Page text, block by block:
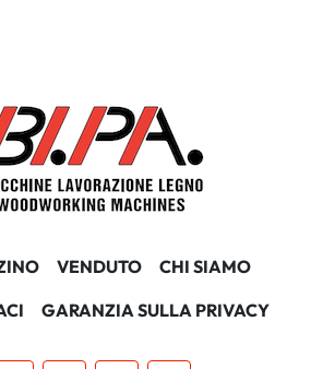
VENDUTO
CHI SIAMO
GARANZIA SULLA PRIVACY